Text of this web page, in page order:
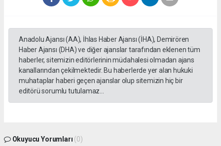
Anadolu Ajansı (AA), İhlas Haber Ajansı (İHA), Demirören
Haber Ajansı (DHA) ve diğer ajanslar tarafından eklenen tüm
haberler, sitemizin editörlerinin müdahalesi olmadan ajans
kanallarından çekilmektedir. Bu haberlerde yer alan hukuki
muhataplar haberi geçen ajanslar olup sitemizin hiç bir
editörü sorumlu tutulamaz...
Okuyucu Yorumları (0)